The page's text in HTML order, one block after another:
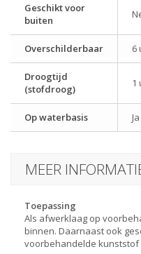
Geschikt voor
buiten
Overschilderbaar 6
Droogtijd
(stofdroog)
1
Op waterbasis Ja
MEER
Toepassing
Als afwerklaag op
binnen. Daarnaast ook
voorbehandelde